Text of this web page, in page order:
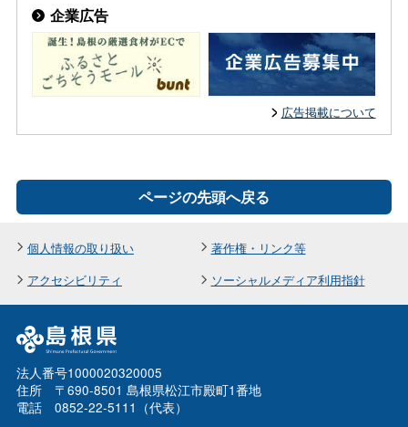
企業広告
広告掲載について
ページの先頭へ戻る
個人情報の取り扱い
著作権・リンク等
アクセシビリティ
ソーシャルメディア利用指針
法人番号1000020320005
住所 〒690-8501 島根県松江市殿町1番地
電話 0852-22-5111（代表）